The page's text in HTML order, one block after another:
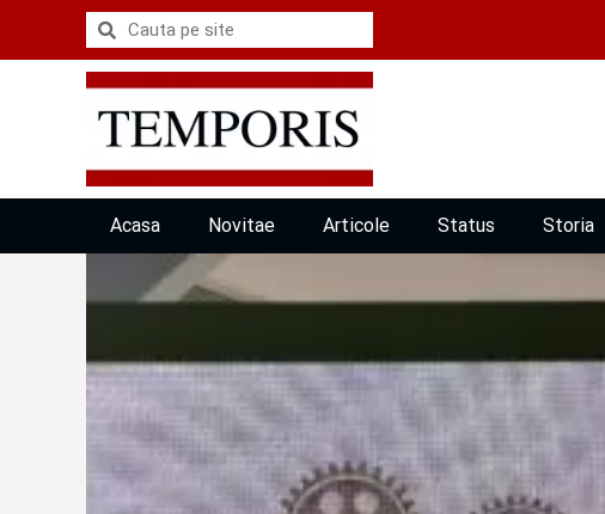
Acasa Novitae Articole Status Storia